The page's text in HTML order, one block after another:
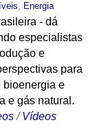
, Energia
- dá
especialistas
e
para
bioenergia e
e gás natural.
/Vídeos